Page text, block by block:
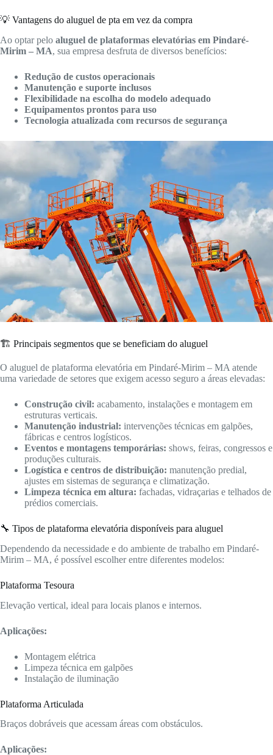
💡 Vantagens do aluguel de pta em vez da compra
Ao optar pelo aluguel de plataformas elevatórias em Pindaré-
Mirim – MA, sua empresa desfruta de diversos benefícios:
Redução de custos operacionais
Manutenção e suporte inclusos
Flexibilidade na escolha do modelo adequado
Equipamentos prontos para uso
Tecnologia atualizada com recursos de segurança
🏗️ Principais segmentos que se beneficiam do aluguel
O aluguel de plataforma elevatória em Pindaré-Mirim – MA atende
uma variedade de setores que exigem acesso seguro a áreas elevadas:
Construção civil: acabamento, instalações e montagem em
estruturas verticais.
Manutenção industrial: intervenções técnicas em galpões,
fábricas e centros logísticos.
Eventos e montagens temporárias: shows, feiras, congressos e
produções culturais.
Logística e centros de distribuição: manutenção predial,
ajustes em sistemas de segurança e climatização.
Limpeza técnica em altura: fachadas, vidraçarias e telhados de
prédios comerciais.
🔧 Tipos de plataforma elevatória disponíveis para aluguel
Dependendo da necessidade e do ambiente de trabalho em Pindaré-
Mirim – MA, é possível escolher entre diferentes modelos:
Plataforma Tesoura
Elevação vertical, ideal para locais planos e internos.
Aplicações:
Montagem elétrica
Limpeza técnica em galpões
Instalação de iluminação
Plataforma Articulada
Braços dobráveis que acessam áreas com obstáculos.
Aplicações: